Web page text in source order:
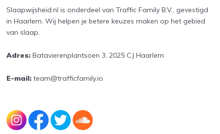
Slaapwijsheid.nl is onderdeel van Traffic Family B.V., gevestigd
in Haarlem. Wij helpen je betere keuzes maken op het gebied
van slaap.
Adres:Batavierenplantsoen 3, 2025 CJ Haarlem
E-mail:team@trafficfamily.io